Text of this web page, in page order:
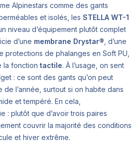
Alpinestars comme des gants
et isolés, les STELLA WT-1
niveau d’équipement plutôt complet
d’une membrane Drystar® , d’une
protections de phalanges en Soft PU,
la fonction tactile. À l’usage, on sent
: ce sont des gants qu’on peut
l’année, surtout si on habite dans
et tempéré. En cela,
: plutôt que d’avoir trois paires
couvrir la majorité des conditions
et hiver extrême.